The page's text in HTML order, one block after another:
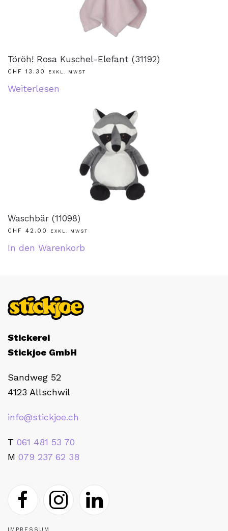
Töröh! Rosa Kuschel-Elefant (31192)
CHF 13.30 EXKL. MWST
Weiterlesen
Waschbär (11098)
CHF 42.00 EXKL. MWST
In den Warenkorb
Stickerei
Stickjoe GmbH
Sandweg 52
4123 Allschwil
info@stickjoe.ch
T 061 481 53 70
M 079 237 62 38